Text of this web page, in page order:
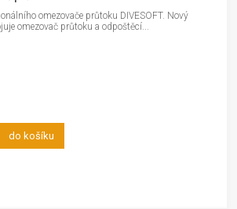
omezovače průtoku DIVESOFT. Nový
omezovač průtoku a odpoštěcí...
do košíku